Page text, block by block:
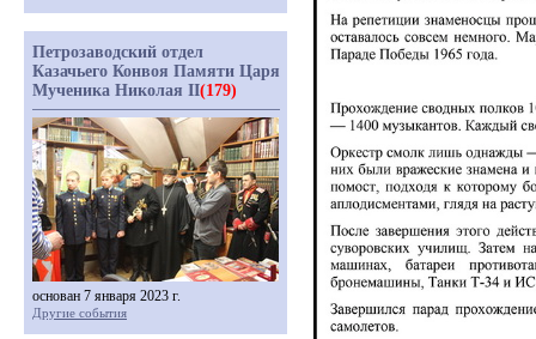
Петрозаводский отдел
Казачьего Конвоя Памяти Царя
Мученика Николая II(179)
основан 7 января 2023 г.
Другие события